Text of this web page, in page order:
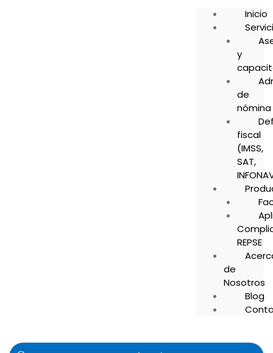
Inicio
y
de
nómina
fiscal
(IMSS,
SAT,
REPSE
de
Nosotros
Blog